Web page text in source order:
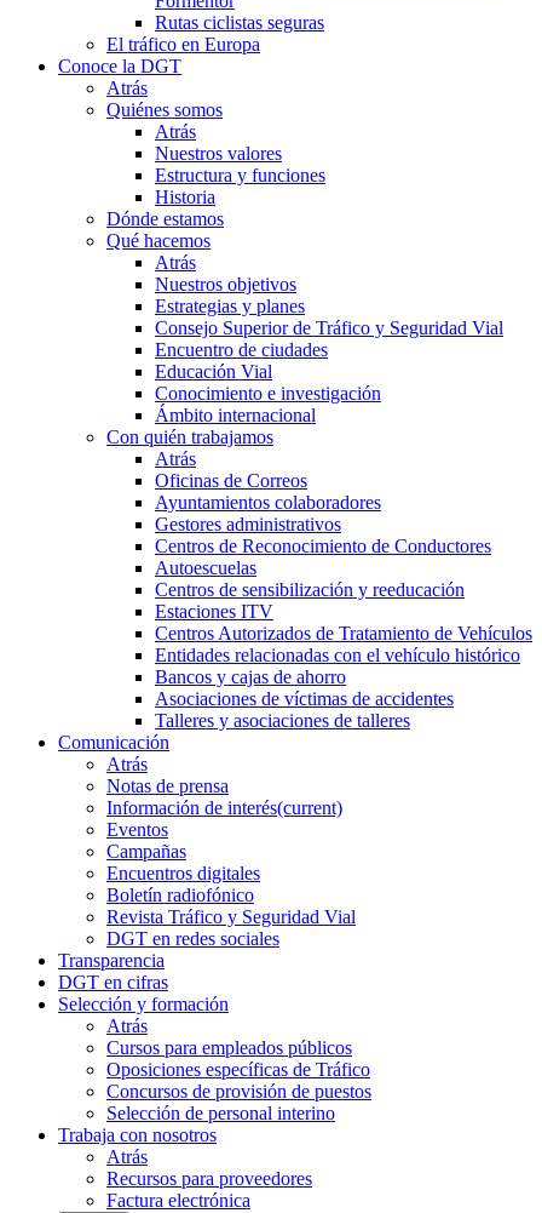
Rutas ciclistas seguras
El tráfico en Europa
Conoce la DGT
Atrás
Quiénes somos
Atrás
Nuestros valores
Estructura y funciones
Historia
Dónde estamos
Qué hacemos
Atrás
Nuestros objetivos
Estrategias y planes
Consejo Superior de Tráfico y Seguridad Vial
Encuentro de ciudades
Educación Vial
Conocimiento e investigación
Ámbito internacional
Con quién trabajamos
Atrás
Oficinas de Correos
Ayuntamientos colaboradores
Gestores administrativos
Centros de Reconocimiento de Conductores
Autoescuelas
Centros de sensibilización y reeducación
Estaciones ITV
Centros Autorizados de Tratamiento de Vehículos
Entidades relacionadas con el vehículo histórico
Bancos y cajas de ahorro
Asociaciones de víctimas de accidentes
Talleres y asociaciones de talleres
Comunicación
Atrás
Notas de prensa
Información de interés(current)
Eventos
Campañas
Encuentros digitales
Boletín radiofónico
Revista Tráfico y Seguridad Vial
DGT en redes sociales
Transparencia
DGT en cifras
Selección y formación
Atrás
Cursos para empleados públicos
Oposiciones específicas de Tráfico
Concursos de provisión de puestos
Selección de personal interino
Trabaja con nosotros
Atrás
Recursos para proveedores
Factura electrónica